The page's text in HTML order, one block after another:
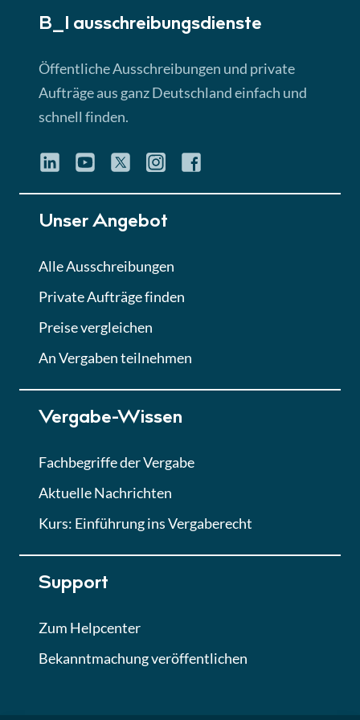
Lektion 3
► 4:31 Min
Quiz
Eignung im Vergabeverfahren
Lektion 6
Abgabe von Angeboten
Lektion
Lektion 7
Finales Quiz
B_I ausschreibungs­dienste
Öffentliche Ausschreibungen und private
Aufträge aus ganz Deutschland einfach und
schnell finden.
Unser Angebot
Alle Ausschreibungen
Private Aufträge finden
Preise vergleichen
An Vergaben teilnehmen
Vergabe-Wissen
Fachbegriffe der Vergabe
Aktuelle Nachrichten
Kurs: Einführung ins Vergaberecht
Support
Zum Helpcenter
Bekanntmachung veröffentlichen